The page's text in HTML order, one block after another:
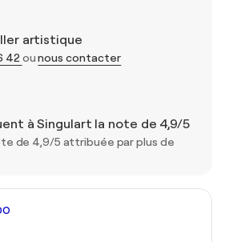
artistique
42 ounous contacter
à Singulart la note de 4,9/5
de 4,9/5 attribuée par plus de